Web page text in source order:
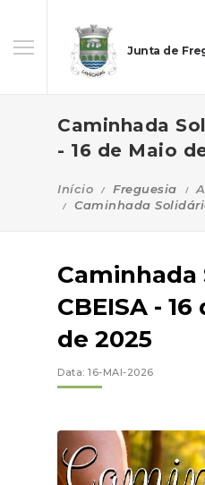
Junta de
Caminhada
- 16 de Maio
Início Freguesia
Caminhada
Caminhada
CBEISA -
de 2025
Data: 16-MAI-2026